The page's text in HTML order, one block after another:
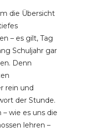
die Übersicht
– es gilt, Tag
Schuljahr gar
Denn
rein und
der Stunde.
wie es uns die
lehren –